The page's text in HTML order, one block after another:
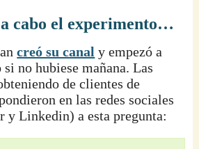
cabo el experimento…
creó su canal y empezó a
no hubiese mañana. Las
de clientes de
en las redes sociales
y Linkedin) a esta pregunta: